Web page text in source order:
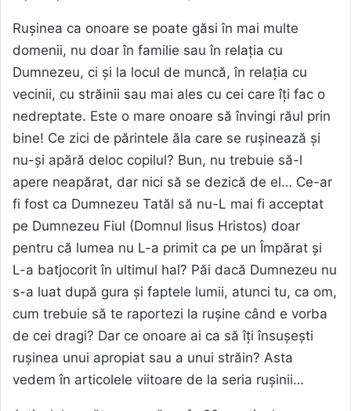
Rușinea ca onoare se poate găsi în mai multe
domenii, nu doar în familie sau în relația cu
Dumnezeu, ci și la locul de muncă, în relația cu
vecinii, cu străinii sau mai ales cu cei care îți fac o
nedreptate. Este o mare onoare să învingi răul prin
bine! Ce zici de părintele ăla care se rușinează și
nu-și apără deloc copilul? Bun, nu trebuie să-l
apere neapărat, dar nici să se dezică de el… Ce-ar
fi fost ca Dumnezeu Tatăl să nu-L mai fi acceptat
pe Dumnezeu Fiul (Domnul Iisus Hristos) doar
pentru că lumea nu L-a primit ca pe un Împărat și
L-a batjocorit în ultimul hal? Păi dacă Dumnezeu nu
s-a luat după gura și faptele lumii, atunci tu, ca om,
cum trebuie să te raportezi la rușine când e vorba
de cei dragi? Dar ce onoare ai ca să îți însușești
rușinea unui apropiat sau a unui străin? Asta
vedem în articolele viitoare de la seria rușinii…